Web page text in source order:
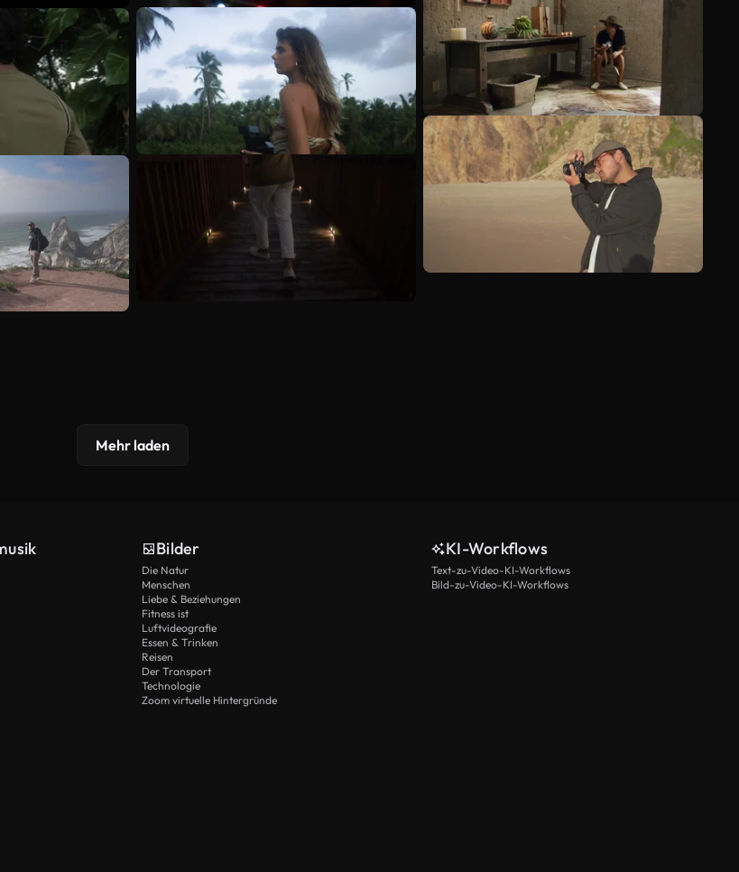
Mehr laden
Bilder
Die Natur
Menschen
Liebe & Beziehungen
Fitness ist
Luftvideografie
Essen & Trinken
Reisen
Der Transport
Technologie
Zoom virtuelle Hintergründe
KI-Workflows
Text-zu-Video-KI-Workflows
Bild-zu-Video-KI-Workflows